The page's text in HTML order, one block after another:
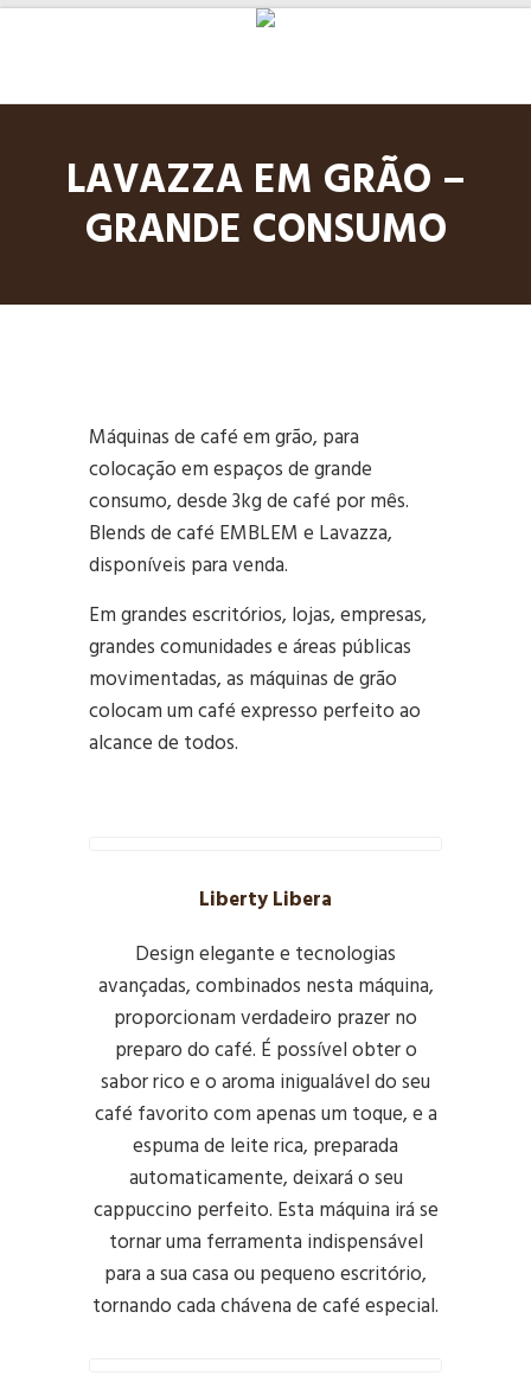
LAVAZZA EM GRÃO –
GRANDE CONSUMO
Máquinas de café em grão, para
colocação em espaços de grande
consumo, desde 3kg de café por mês.
Blends de café EMBLEM e Lavazza,
disponíveis para venda.
Em grandes escritórios, lojas, empresas,
grandes comunidades e áreas públicas
movimentadas, as máquinas de grão
colocam um café expresso perfeito ao
alcance de todos.
Liberty Libera
Design elegante e tecnologias
avançadas, combinados nesta máquina,
proporcionam verdadeiro prazer no
preparo do café. É possível obter o
sabor rico e o aroma inigualável do seu
café favorito com apenas um toque, e a
espuma de leite rica, preparada
automaticamente, deixará o seu
cappuccino perfeito. Esta máquina irá se
tornar uma ferramenta indispensável
para a sua casa ou pequeno escritório,
tornando cada chávena de café especial.